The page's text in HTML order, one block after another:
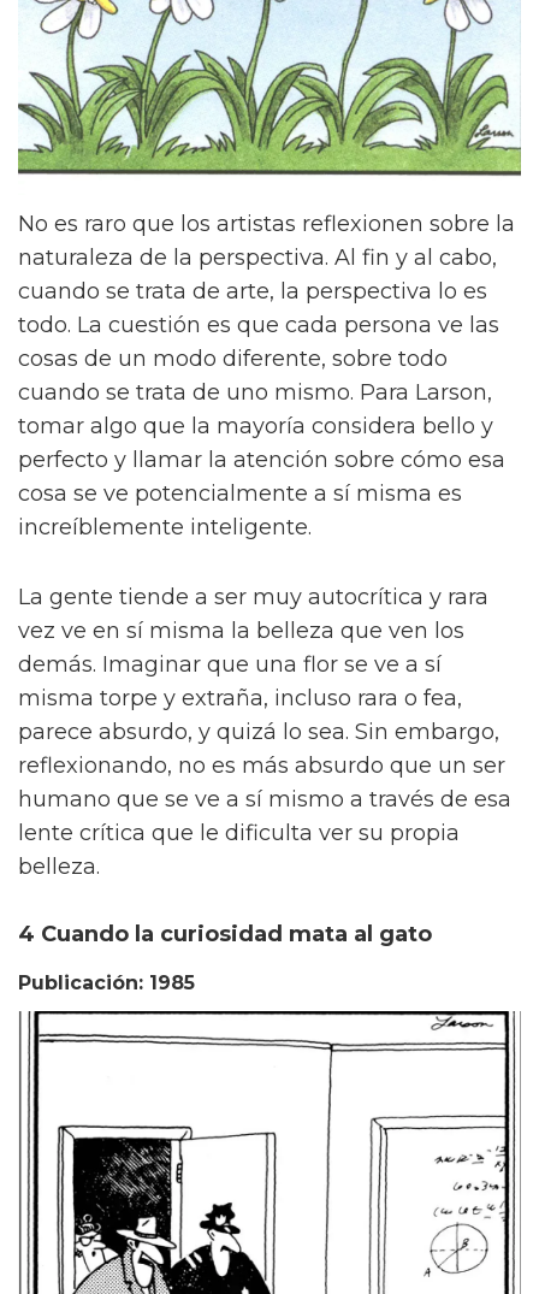
No es raro que los artistas reflexionen sobre la
naturaleza de la perspectiva. Al fin y al cabo,
cuando se trata de arte, la perspectiva lo es
todo. La cuestión es que cada persona ve las
cosas de un modo diferente, sobre todo
cuando se trata de uno mismo. Para Larson,
tomar algo que la mayoría considera bello y
perfecto y llamar la atención sobre cómo esa
cosa se ve potencialmente a sí misma es
increíblemente inteligente.
La gente tiende a ser muy autocrítica y rara
vez ve en sí misma la belleza que ven los
demás. Imaginar que una flor se ve a sí
misma torpe y extraña, incluso rara o fea,
parece absurdo, y quizá lo sea. Sin embargo,
reflexionando, no es más absurdo que un ser
humano que se ve a sí mismo a través de esa
lente crítica que le dificulta ver su propia
belleza.
4 Cuando la curiosidad mata al gato
Publicación: 1985